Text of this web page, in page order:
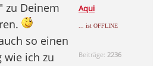
Aqui
... ist OFFLINE
Beiträge:2236
zu Deinem
so einen
wie ich zu